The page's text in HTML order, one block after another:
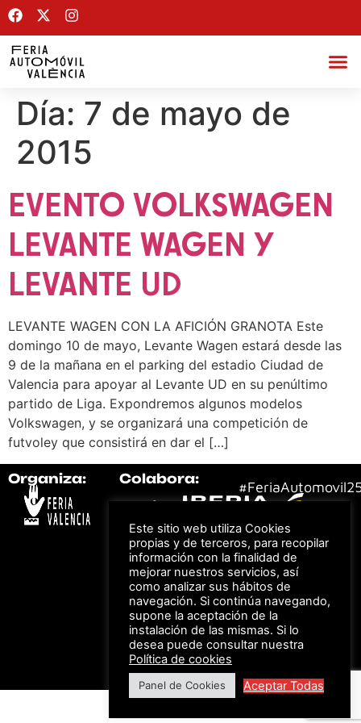
Día: 7 de mayo de
2015
EVENTO VOLKSWAGEN
LEVANTE WAGEN Y
LEVANTE UD
LEVANTE WAGEN CON LA AFICIÓN GRANOTA Este
domingo 10 de mayo, Levante Wagen estará desde las
9 de la mañana en el parking del estadio Ciudad de
Valencia para apoyar al Levante UD en su penúltimo
partido de Liga. Expondremos algunos modelos
Volkswagen, y se organizará una competición de
futvoley que consistirá en dar el […]
Organiza: Colabora:
Bonos descuento para
los viajes a ferias
organizadas por Feria
Valencia al obtener tu
entrada
Descuento en tarifas
de hotel durante
ferias organizadas
por Feria Valencia
Aviso Legal –
Política
de Privacidad
© Feria Valencia, todos
los derechos reservados
Este sitio web utiliza Cookies
propias y de terceros, para recopilar
información con la finalidad de
mejorar nuestros servicios, así
como analizar sus hábitos de
navegación. Si continúa navegando,
supone la aceptación de la
instalación de las mismas. Si lo
desea puede consultar nuestra
Política de cookies
Panel de Cookies Aceptar Todas